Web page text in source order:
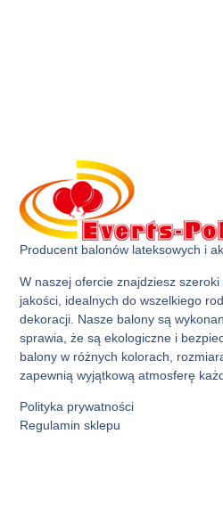
Producent balonów lateksowych i
W naszej ofercie znajdziesz
jakości, idealnych do wszelkiego
dekoracji. Nasze balony są
sprawia, że są ekologiczne i
balony w różnych kolorach,
zapewnią wyjątkową atmosferę
Polityka prywatności
Regulamin sklepu